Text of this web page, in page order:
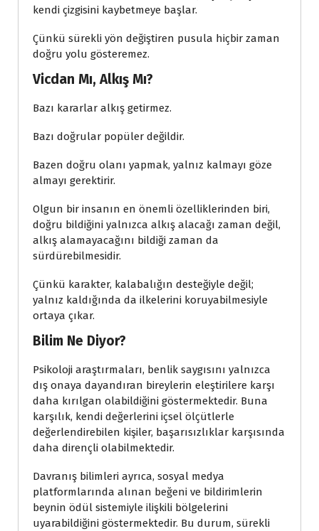
kendi çizgisini kaybetmeye başlar.
Çünkü sürekli yön değiştiren pusula hiçbir zaman
doğru yolu gösteremez.
Vicdan Mı, Alkış Mı?
Bazı kararlar alkış getirmez.
Bazı doğrular popüler değildir.
Bazen doğru olanı yapmak, yalnız kalmayı göze
almayı gerektirir.
Olgun bir insanın en önemli özelliklerinden biri,
doğru bildiğini yalnızca alkış alacağı zaman değil,
alkış alamayacağını bildiği zaman da
sürdürebilmesidir.
Çünkü karakter, kalabalığın desteğiyle değil;
yalnız kaldığında da ilkelerini koruyabilmesiyle
ortaya çıkar.
Bilim Ne Diyor?
Psikoloji araştırmaları, benlik saygısını yalnızca
dış onaya dayandıran bireylerin eleştirilere karşı
daha kırılgan olabildiğini göstermektedir. Buna
karşılık, kendi değerlerini içsel ölçütlerle
değerlendirebilen kişiler, başarısızlıklar karşısında
daha dirençli olabilmektedir.
Davranış bilimleri ayrıca, sosyal medya
platformlarında alınan beğeni ve bildirimlerin
beynin ödül sistemiyle ilişkili bölgelerini
uyarabildiğini göstermektedir. Bu durum, sürekli